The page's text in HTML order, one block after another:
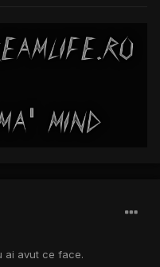
ai avut ce face.